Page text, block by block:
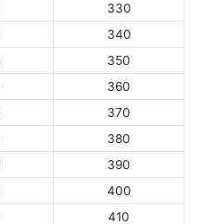
330
340
350
360
370
380
390
400
410